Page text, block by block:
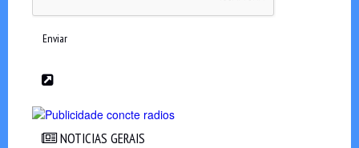
Enviar
NOTICIAS GERAIS